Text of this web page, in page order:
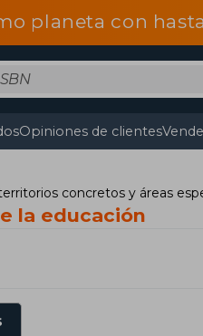
planeta con
Opiniones de clientes
concretos y áreas
la educación